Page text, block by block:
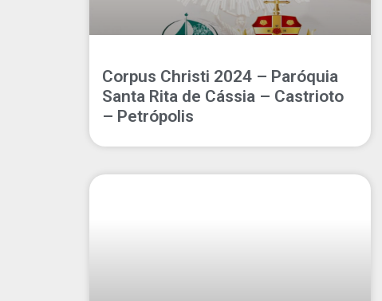
Corpus Christi 2024 – Paróquia
Santa Rita de Cássia – Castrioto
– Petrópolis